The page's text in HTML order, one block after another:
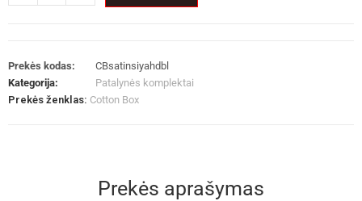
Prekės kodas:
CBsatinsiyahdbl
Kategorija:
Patalynės komplektai
Prekės ženklas: Cotton Box
Prekės aprašymas